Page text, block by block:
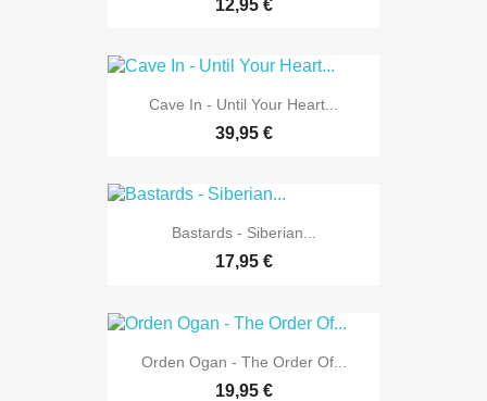
12,95 €
Cave In - Until Your Heart...
39,95 €
Bastards - Siberian...
17,95 €
Orden Ogan - The Order Of...
19,95 €